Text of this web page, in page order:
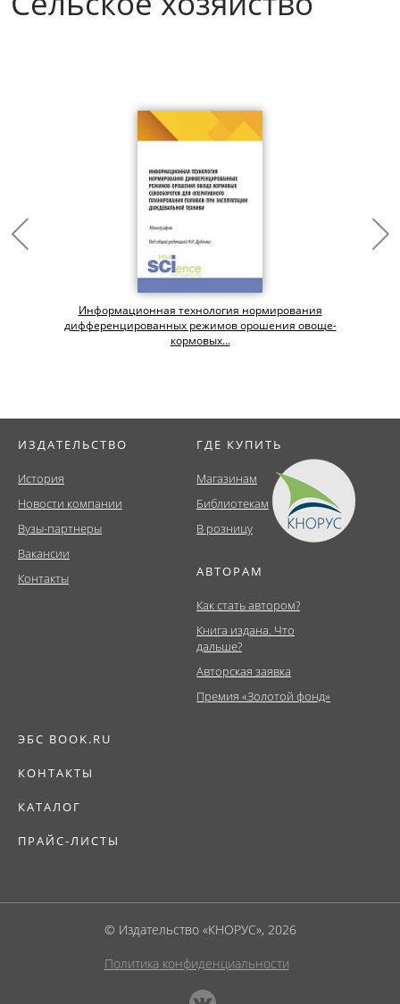
Информационная технология нормирования
дифференцированных режимов орошения овоще-
кормовых...
ИЗДАТЕЛЬСТВО
История
Новости компании
Вузы-партнеры
Вакансии
Контакты
ГДЕ КУПИТЬ
Магазинам
Библиотекам
В розницу
АВТОРАМ
Как стать автором?
Книга издана. Что
дальше?
Авторская заявка
Премия «Золотой фонд»
ЭБС BOOK.RU
КОНТАКТЫ
КАТАЛОГ
ПРАЙС-ЛИСТЫ
© Издательство «КНОРУС», 2026
Политика конфиденциальности